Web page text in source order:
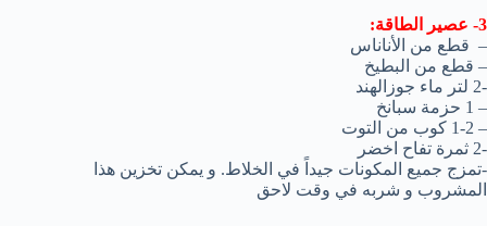
3- عصير الطاقة:
– قطع من الأناناس
– قطع من البطيخ
-2 لتر ماء جوزالهند
– 1 حزمة سبانخ
– 1-2 كوب من التوت
-2 ثمرة تفاح اخضر
-تمزج جميع المكونات جيداً في الخلاط. و يمكن تخزين هذا
المشروب و شربه في وقت لاحق